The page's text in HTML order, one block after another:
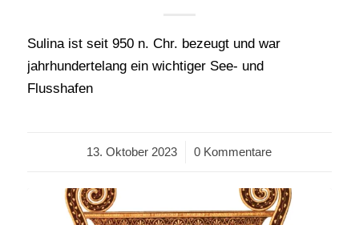
Sulina ist seit 950 n. Chr. bezeugt und war
jahrhundertelang ein wichtiger See- und
Flusshafen
13. Oktober 2023
/ 0 Kommentare